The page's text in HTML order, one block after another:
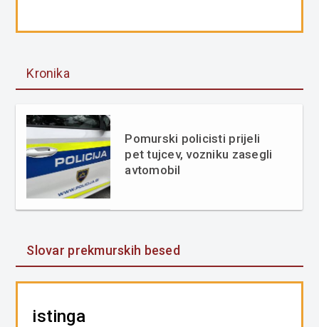
Kronika
Pomurski policisti prijeli
pet tujcev, vozniku zasegli
avtomobil
Slovar prekmurskih besed
istinga